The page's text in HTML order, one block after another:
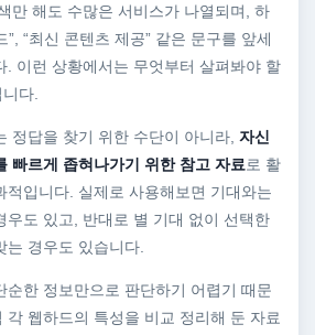
만 해도 수많은 서비스가 나열되며, 하
”, “최신 콘텐츠 제공” 같은 문구를 앞세
. 이런 상황에서는 무엇부터 살펴봐야 할
다.
정답을 찾기 위한 수단이 아니라, 자신
빠르게 좁혀나가기 위한 참고 자료로 활
적입니다. 실제로 사용해보면 기대와는
우도 있고, 반대로 별 기대 없이 선택한
경우도 있습니다.
순한 정보만으로 판단하기 어렵기 때문
각 웹하드의 특성을 비교 정리해 둔 자료